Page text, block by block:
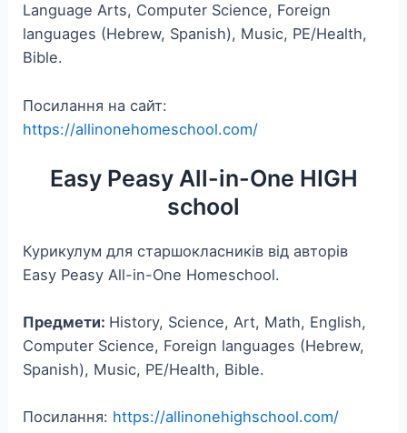
Language Arts, Computer Science, Foreign
languages (Hebrew, Spanish), Music, PE/Health,
Bible.
Посилання на сайт:
https://allinonehomeschool.com/
Easy Peasy All-in-One HIGH
school
Курикулум для старшокласників від авторів
Easy Peasy All-in-One Homeschool.
Предмети: History, Science, Art, Math, English,
Computer Science, Foreign languages (Hebrew,
Spanish), Music, PE/Health, Bible.
Посилання: https://allinonehighschool.com/